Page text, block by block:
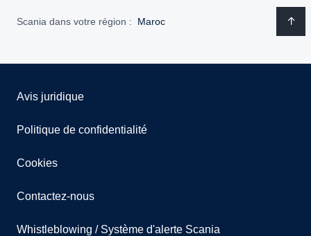
Scania dans votre région : Maroc
Avis juridique
Politique de confidentialité
Cookies
Contactez-nous
Whistleblowing / Système d'alerte Scania